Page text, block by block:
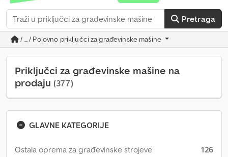
Pretraga
/ ... / Polovno priključci za građevinske mašine
Priključci za građevinske mašine na
prodaju (377)
GLAVNE KATEGORIJE
Ostala oprema za građevinske strojeve 126